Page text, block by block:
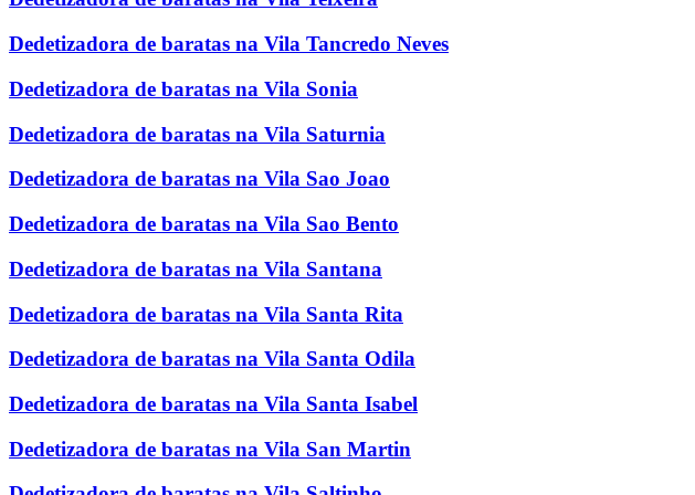
Dedetizadora de baratas na Vila Tancredo Neves
Dedetizadora de baratas na Vila Sonia
Dedetizadora de baratas na Vila Saturnia
Dedetizadora de baratas na Vila Sao Joao
Dedetizadora de baratas na Vila Sao Bento
Dedetizadora de baratas na Vila Santana
Dedetizadora de baratas na Vila Santa Rita
Dedetizadora de baratas na Vila Santa Odila
Dedetizadora de baratas na Vila Santa Isabel
Dedetizadora de baratas na Vila San Martin